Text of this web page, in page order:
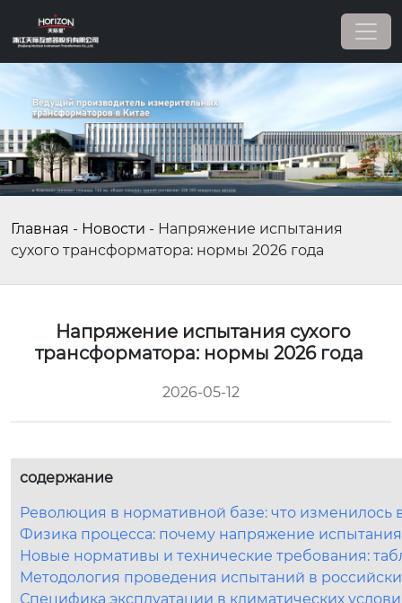
Главная - Новости - Напряжение испытания
сухого трансформатора: нормы 2026 года
Напряжение испытания сухого
трансформатора: нормы 2026 года
2026-05-12
содержание
Революция в нормативной базе: что изменилось
Физика процесса: почему напряжение
Новые нормативы и технические требования:
Методология проведения испытаний в
Специфика эксплуатации в климатических